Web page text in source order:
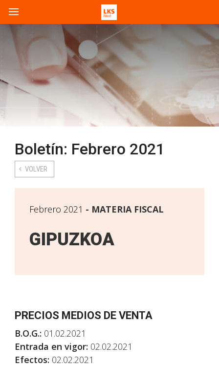
Boletín: Febrero 2021
VOLVER
Febrero 2021 MATERIA FISCAL
GIPUZKOA
PRECIOS MEDIOS DE VENTA
B.O.G.: 01.02.2021
Entrada en vigor: 02.02.2021
Efectos: 02.02.2021